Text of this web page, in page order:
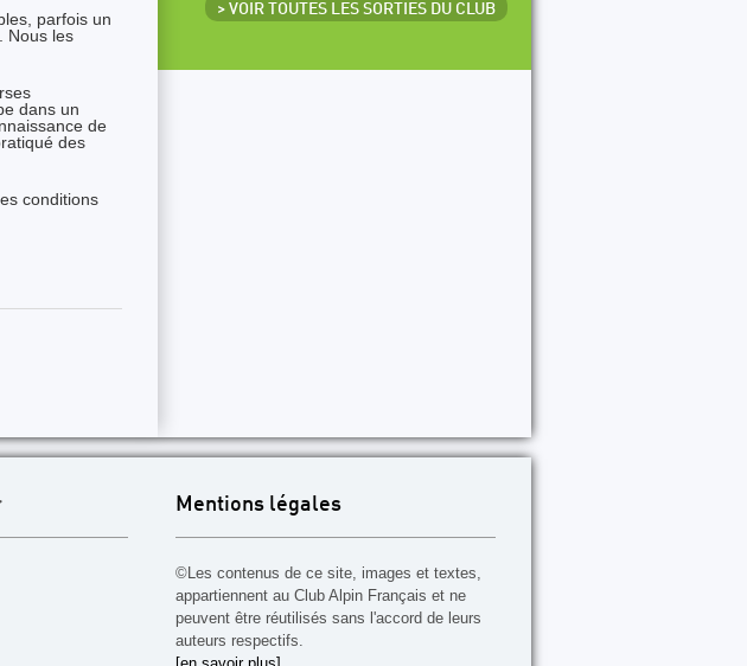
parfois un
Nous les
dans un
de
des
conditions
> VOIR TOUTES LES SORTIES DU CLUB
Mentions légales
©Les contenus de ce site, images et textes,
appartiennent au Club Alpin Français et ne
peuvent être réutilisés sans l'accord de leurs
auteurs respectifs.